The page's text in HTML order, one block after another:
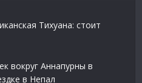
Тихуана: стоит
вокруг Аннапурны в
в Непал